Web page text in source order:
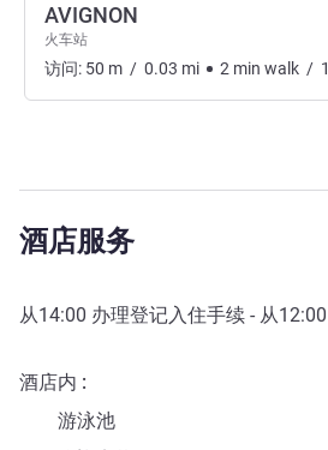
AVIGNON
火车站
访问: 50 m / 0.03 mi 2 min walk / 1
酒店服务
从14:00 办理登记入住手续 - 从12:00
酒店内
游泳池